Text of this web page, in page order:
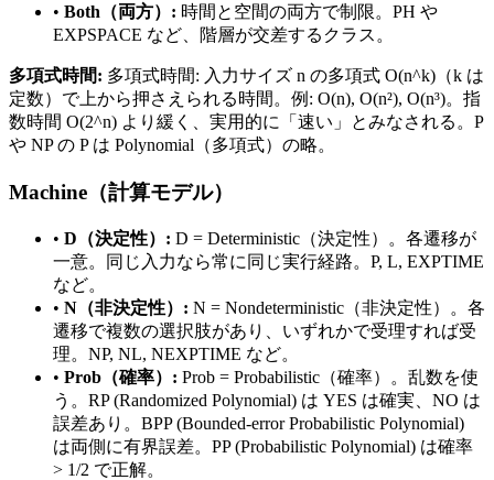
• Both（両方）: 時間と空間の両方で制限。PH や
EXPSPACE など、階層が交差するクラス。
多項式時間: 多項式時間: 入力サイズ n の多項式 O(n^k)（k は
定数）で上から押さえられる時間。例: O(n), O(n²), O(n³)。指
数時間 O(2^n) より緩く、実用的に「速い」とみなされる。P
や NP の P は Polynomial（多項式）の略。
Machine（計算モデル）
• D（決定性）: D = Deterministic（決定性）。各遷移が
一意。同じ入力なら常に同じ実行経路。P, L, EXPTIME
など。
• N（非決定性）: N = Nondeterministic（非決定性）。各
遷移で複数の選択肢があり、いずれかで受理すれば受
理。NP, NL, NEXPTIME など。
• Prob（確率）: Prob = Probabilistic（確率）。乱数を使
う。RP (Randomized Polynomial) は YES は確実、NO は
誤差あり。BPP (Bounded-error Probabilistic Polynomial)
は両側に有界誤差。PP (Probabilistic Polynomial) は確率
> 1/2 で正解。